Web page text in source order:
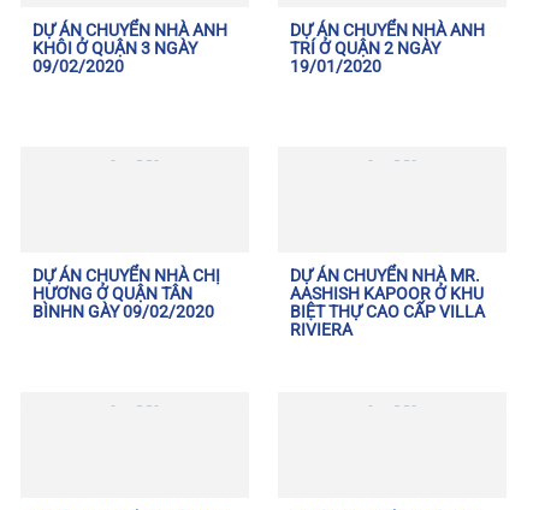
DỰ ÁN CHUYỂN NHÀ ANH
KHÔI Ở QUẬN 3 NGÀY
09/02/2020
DỰ ÁN CHUYỂN NHÀ ANH
TRÍ Ở QUẬN 2 NGÀY
19/01/2020
DỰ ÁN CHUYỂN NHÀ CHỊ
HƯƠNG Ở QUẬN TÂN
BÌNHN GÀY 09/02/2020
DỰ ÁN CHUYỂN NHÀ MR.
AASHISH KAPOOR Ở KHU
BIỆT THỰ CAO CẤP VILLA
RIVIERA